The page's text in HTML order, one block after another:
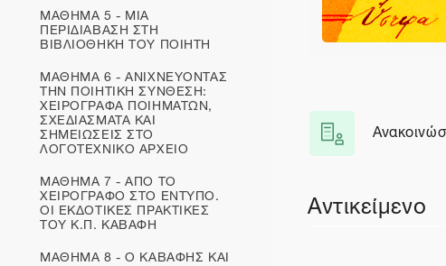
Γενικά
Φόρουμ
Αντικείμενο
ΜΑΘΗΜΑ 5 - ΜΙΑ
ΠΕΡΙΔΙΑΒΑΣΗ ΣΤΗ
ΒΙΒΛΙΟΘΗΚΗ ΤΟΥ ΠΟΙΗΤΗ
ΜΑΘΗΜΑ 6 - ΑΝΙΧΝΕΥΟΝΤΑΣ
ΤΗΝ ΠΟΙΗΤΙΚΗ ΣΥΝΘΕΣΗ:
ΧΕΙΡΟΓΡΑΦΑ ΠΟΙΗΜΑΤΩΝ,
ΣΧΕΔΙΑΣΜΑΤΑ ΚΑΙ
ΣΗΜΕΙΩΣΕΙΣ ΣΤΟ
ΛΟΓΟΤΕΧΝΙΚΟ ΑΡΧΕΙΟ
ΜΑΘΗΜΑ 7 - ΑΠΟ ΤΟ
ΧΕΙΡΟΓΡΑΦΟ ΣΤΟ ΕΝΤΥΠΟ.
ΟΙ ΕΚΔΟΤΙΚΕΣ ΠΡΑΚΤΙΚΕΣ
ΤΟΥ Κ.Π. ΚΑΒΑΦΗ
ΜΑΘΗΜΑ 8 - Ο ΚΑΒΑΦΗΣ ΚΑΙ